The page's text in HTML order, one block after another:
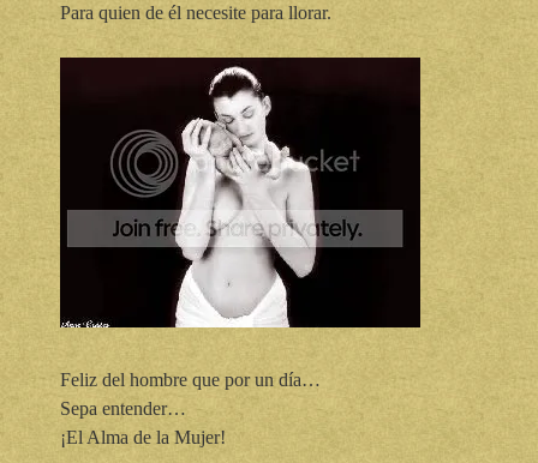
Para quien de él necesite para llorar.
Feliz del hombre que por un día…
Sepa entender…
¡El Alma de la Mujer!